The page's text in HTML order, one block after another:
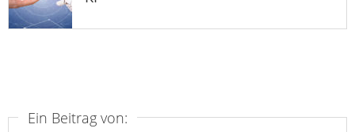
Ein Beitrag von: